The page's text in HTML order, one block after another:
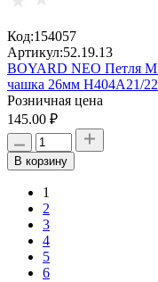
Код:154057
Артикул:52.19.13
BOYARD NEO Петля
чашка 26мм H404A21/
Розничная цена
145.00 ₽
В корзину
1
2
3
4
5
6